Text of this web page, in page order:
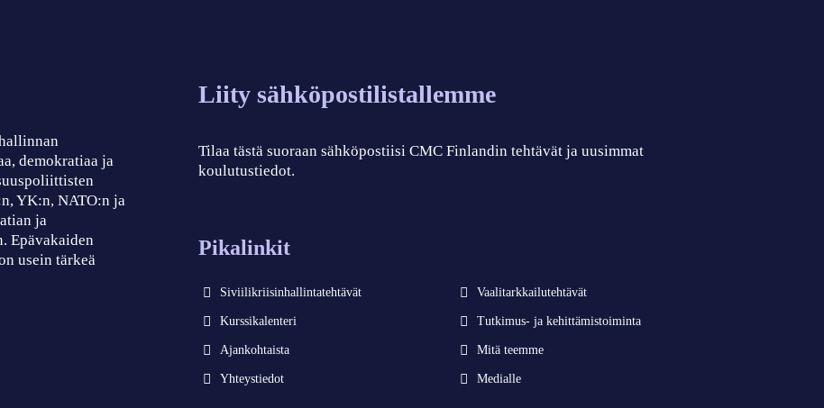
demokratiaa ja
YK:n, NATO:n ja
ja
Epävakaiden
usein tärkeä
Liity sähköpostilistallemme
Tilaa tästä suoraan sähköpostiisi CMC Finlandin tehtävät ja uusimmat
koulutustiedot.
Pikalinkit
Siviilikriisinhallintatehtävät Vaalitarkkailutehtävät
Kurssikalenteri Tutkimus- ja kehittämistoiminta
Ajankohtaista Mitä teemme
Yhteystiedot Medialle